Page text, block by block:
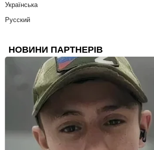
Українська
Русский